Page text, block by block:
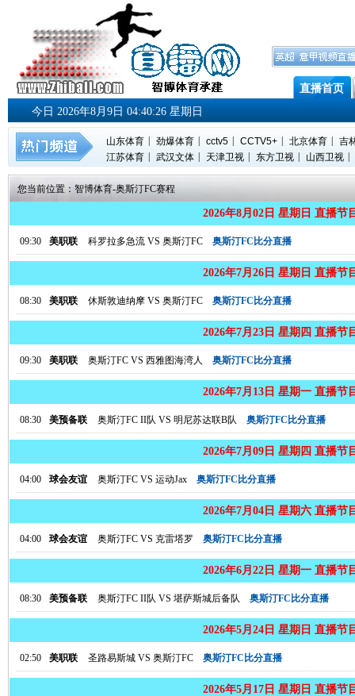
直播首页
今日 2026年8月9日 04:40:27 星期日
山东体育 劲爆体育 cctv5 CCTV5+ 北京体育
吉
江苏体育 | 武汉文体 | 天津卫视 | 东方卫视 | 山西卫视 |
您当前位置： 智博体育-奥斯汀FC赛程
2026年8月02日 星期日 直播节
09:30 美职联 科罗拉多急流 VS 奥斯汀FC 奥斯汀FC比分直播
2026年7月26日 星期日 直播节
08:30 美职联 休斯敦迪纳摩 VS 奥斯汀FC 奥斯汀FC比分直播
2026年7月23日 星期四 直播节
09:30 美职联 奥斯汀FC VS 西雅图海湾人 奥斯汀FC比分直播
2026年7月13日 星期一 直播节
08:30 美预备联 奥斯汀FC II队 VS 明尼苏达联B队 奥斯汀FC比分直播
2026年7月09日 星期四 直播节
04:00 球会友谊 奥斯汀FC VS 运动Jax 奥斯汀FC比分直播
2026年7月04日 星期六 直播节
04:00 球会友谊 奥斯汀FC VS 克雷塔罗 奥斯汀FC比分直播
2026年6月22日 星期一 直播节
08:30 美预备联 奥斯汀FC II队 VS 堪萨斯城后备队 奥斯汀FC比分直播
2026年5月24日 星期日 直播节
02:50 美职联 圣路易斯城 VS 奥斯汀FC 奥斯汀FC比分直播
2026年5月17日 星期日 直播节